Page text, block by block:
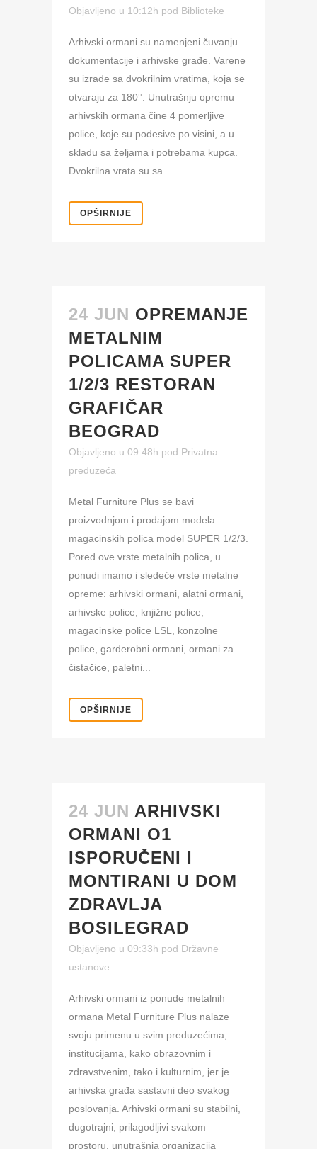
Objavljeno u 10:12h pod Biblioteke
Arhivski ormani su namenjeni čuvanju
dokumentacije i arhivske građe. Varene
su izrade sa dvokrilnim vratima, koja se
otvaraju za 180°. Unutrašnju opremu
arhivskih ormana čine 4 pomerljive
police, koje su podesive po visini, a u
skladu sa željama i potrebama kupca.
Dvokrilna vrata su sa...
OPŠIRNIJE
24 JUN OPREMANJE
METALNIM
POLICAMA SUPER
1/2/3 RESTORAN
GRAFIČAR
BEOGRAD
Objavljeno u 09:48h pod Privatna
preduzeća
Metal Furniture Plus se bavi
proizvodnjom i prodajom modela
magacinskih polica model SUPER 1/2/3.
Pored ove vrste metalnih polica, u
ponudi imamo i sledeće vrste metalne
opreme: arhivski ormani, alatni ormani,
arhivske police, knjižne police,
magacinske police LSL, konzolne
police, garderobni ormani, ormani za
čistačice, paletni...
OPŠIRNIJE
24 JUN ARHIVSKI
ORMANI O1
ISPORUČENI I
MONTIRANI U DOM
ZDRAVLJA
BOSILEGRAD
Objavljeno u 09:33h pod Državne
ustanove
Arhivski ormani iz ponude metalnih
ormana Metal Furniture Plus nalaze
svoju primenu u svim preduzećima,
institucijama, kako obrazovnim i
zdravstvenim, tako i kulturnim, jer je
arhivska građa sastavni deo svakog
poslovanja. Arhivski ormani su stabilni,
dugotrajni, prilagodljivi svakom
prostoru, unutrašnja organizacija